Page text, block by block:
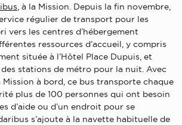
, à la Mission. Depuis la fin novembre,
régulier de transport pour les
vers les centres d’hébergement
ressources d’accueil, y compris
située à l’Hôtel Place Dupuis, et
stations de métro pour la nuit. Avec
à bord, ce bus transporte chaque
plus de 100 personnes qui ont besoin
d’aide ou d’un endroit pour se
s’ajoute à la navette habituelle de